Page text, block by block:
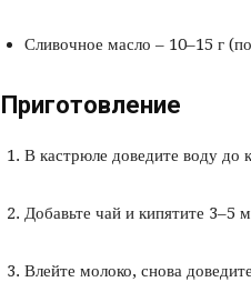
Сливочное масло – 10–15 г
Приготовление
В кастрюле доведите воду до
Добавьте чай и кипятите 3–5
Влейте молоко, снова